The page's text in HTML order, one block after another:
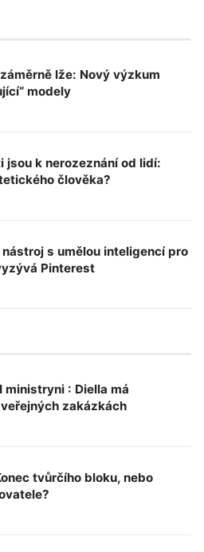
lže: Nový výzkum
modely
jsou k nerozeznání od lidí:
člověka?
s umělou inteligencí pro
Pinterest
ministryni : Diella má
zakázkách
tvůrčího bloku, nebo